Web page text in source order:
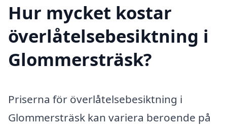
Hur mycket kostar
överlåtelsebesiktning i
Glommersträsk?
Priserna för överlåtelsebesiktning i
Glommersträsk kan variera beroende på